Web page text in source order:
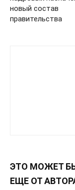
новый состав
правительства
ЭТО МОЖЕТ
ЕЩЕ ОТ